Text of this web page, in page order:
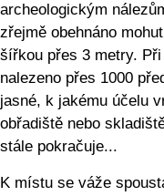
archeologickým
zřejmě obehnáno
šířkou přes 3 metry.
nalezeno přes 1000
jasné, k jakému účelu
obřadiště nebo
stále pokračuje...
K místu se váže